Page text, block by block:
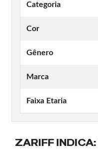
Categoria
Cor
Gênero
Marca
Faixa Etaria
ZARIFF INDICA: